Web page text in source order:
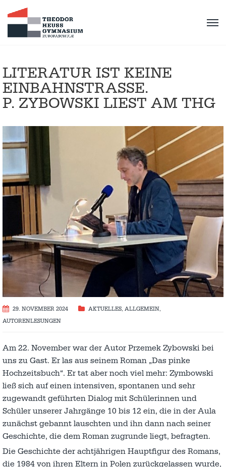
LITERATUR IST KEINE
EINBAHNSTRASSE.
P. ZYBOWSKI LIEST AM THG
29. NOVEMBER 2024 AKTUELLES, ALLGEMEIN,
AUTORENLESUNGEN
Am 22. November war der Autor Przemek Zybowski bei
uns zu Gast. Er las aus seinem Roman „Das pinke
Hochzeitsbuch“. Er tat aber noch viel mehr: Zymbowski
ließ sich auf einen intensiven, spontanen und sehr
zugewandt geführten Dialog mit Schülerinnen und
Schüler unserer Jahrgänge 10 bis 12 ein, die in der Aula
zunächst gebannt lauschten und ihn dann nach seiner
Geschichte, die dem Roman zugrunde liegt, befragten.
Die Geschichte der achtjährigen Hauptfigur des Romans,
die 1984 von ihren Eltern in Polen zurückgelassen wurde,